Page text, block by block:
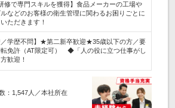
修で専門スキルを獲得】食品メーカーの工場や
などのお客様の衛生管理に関わるお困りごとに
ただきます！
／学歴不問】★第二新卒歓迎★35歳以下の方／要
転免許（AT限定可） ◆「人の役に立つ仕事がし
歓迎！
：1,547人／本社所在